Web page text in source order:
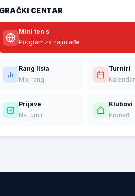
CENTAR
Mini tenis
Program za najmlađe
Rang lista
Moj rang
Turniri
Kalendar
Prijave
Na turnir
Klubovi
Pronađi